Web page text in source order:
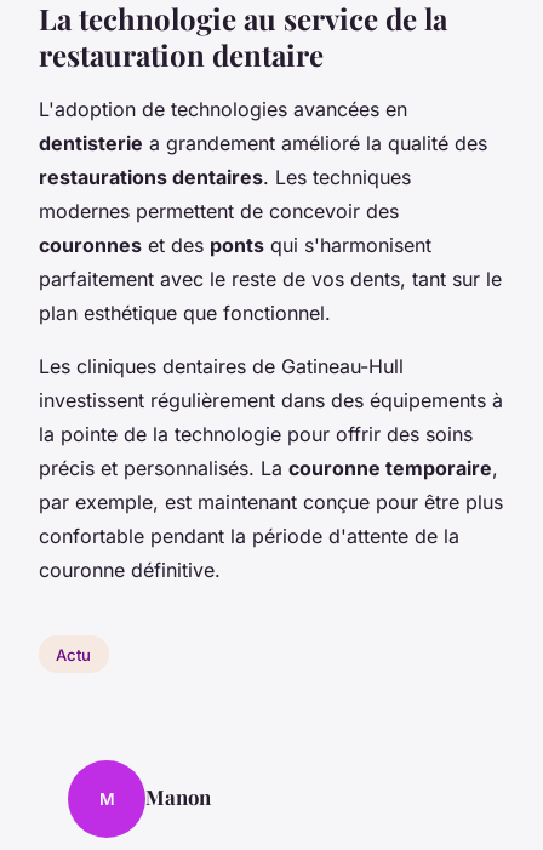
La technologie au service de la
restauration dentaire
L'adoption de technologies avancées en
dentisterie a grandement amélioré la qualité des
restaurations dentaires. Les techniques
modernes permettent de concevoir des
couronnes et des ponts qui s'harmonisent
parfaitement avec le reste de vos dents, tant sur le
plan esthétique que fonctionnel.
Les cliniques dentaires de Gatineau-Hull
investissent régulièrement dans des équipements à
la pointe de la technologie pour offrir des soins
précis et personnalisés. La couronne temporaire,
par exemple, est maintenant conçue pour être plus
confortable pendant la période d'attente de la
couronne définitive.
Actu
M Manon